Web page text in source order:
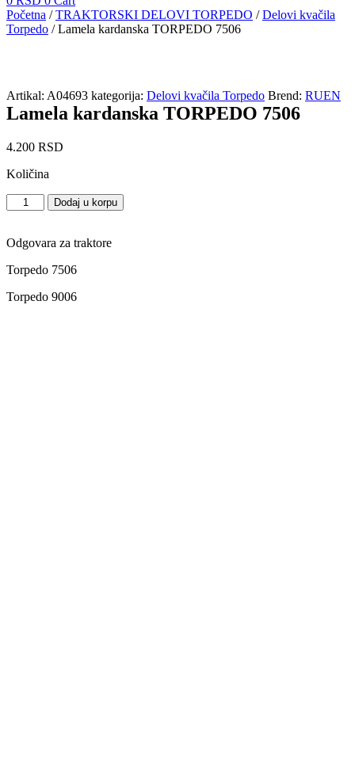
Početna /TRAKTORSKI DELOVI TORPEDO /Delovi kvačila
Torpedo / Lamela kardanska TORPEDO 7506
Artikal: A04693 kategorija: Delovi kvačila Torpedo Brend: RUEN
Lamela kardanska TORPEDO 7506
4.200 RSD
Količina
Lamela
kardanska
7506
Dodaj u korpu
Odgovara za traktore
Torpedo 7506
Torpedo 9006